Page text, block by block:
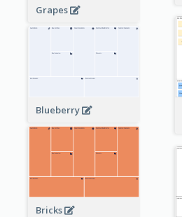
Grapes
Blueberry
Bricks